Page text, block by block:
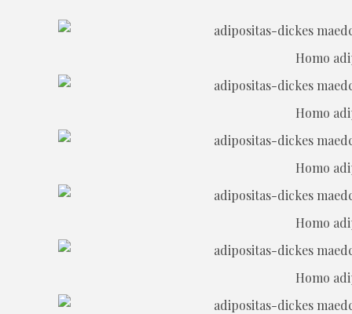
Homo
Homo
Homo
Homo
Homo